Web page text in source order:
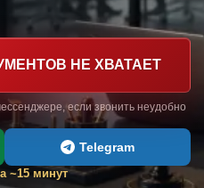
НЕ ХВАТАЕТ
если звонить неудобно
Telegram
~15 минут